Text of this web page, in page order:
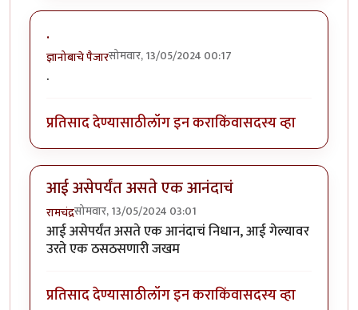
.
ज्ञानोबाचे पैजारसोमवार, 13/05/2024 00:17
.
प्रतिसाद देण्यासाठीलॉग इन कराकिंवासदस्य व्हा
आई असेपर्यंत असते एक आनंदाचं
रामचंद्रसोमवार, 13/05/2024 03:01
आई असेपर्यंत असते एक आनंदाचं निधान, आई गेल्यावर
उरते एक ठसठसणारी जखम
प्रतिसाद देण्यासाठीलॉग इन कराकिंवासदस्य व्हा